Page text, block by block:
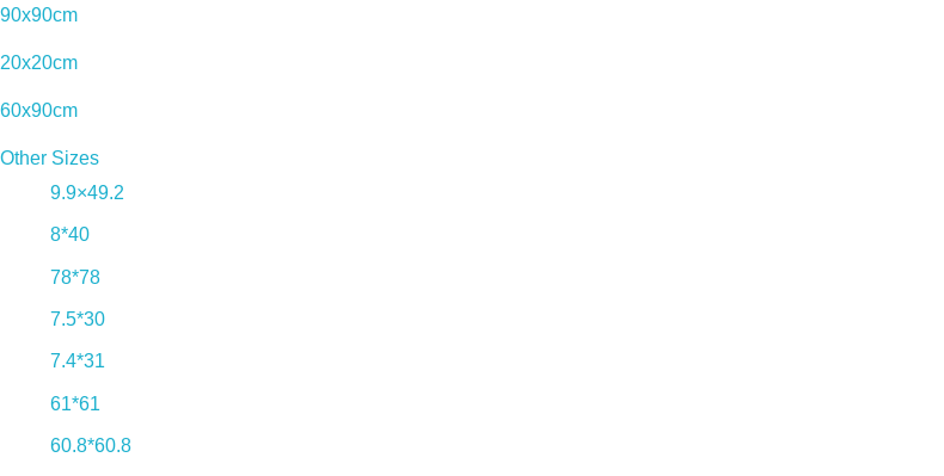
90x90cm
20x20cm
60x90cm
Other Sizes
9.9×49.2
8*40
78*78
7.5*30
7.4*31
61*61
60.8*60.8